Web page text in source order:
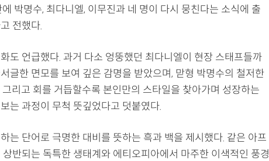
박명수, 최다니엘, 이무진과 네 명이 다시 뭉친다는 소식에 출
전했다.
도 언급했다. 과거 다소 엉뚱했던 최다니엘이 현장 스태프들까
글한 면모를 보여 깊은 감명을 받았으며, 맏형 박명수의 철저한
리고 회를 거듭할수록 본인만의 스타일을 찾아가며 성장하는
는 과정이 무척 뜻깊었다고 덧붙였다.
는 단어로 극명한 대비를 뜻하는 흑과 백을 제시했다. 같은 아프
반되는 독특한 생태계와 에티오피아에서 마주한 이색적인 풍경